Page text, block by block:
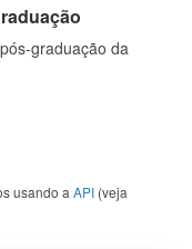
graduação da
usando a API (veja